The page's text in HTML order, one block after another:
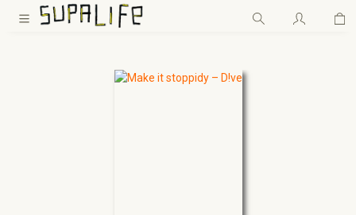
Zum Hauptinhalt springen